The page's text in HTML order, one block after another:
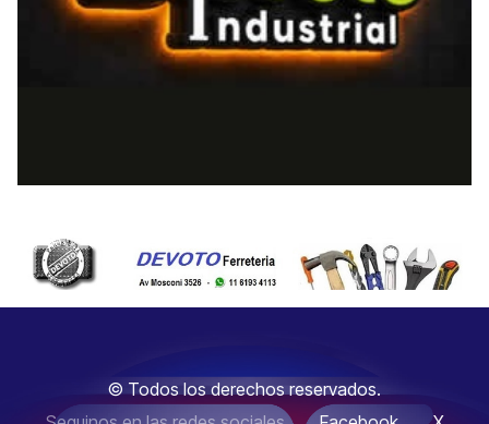
© Todos los derechos reservados.